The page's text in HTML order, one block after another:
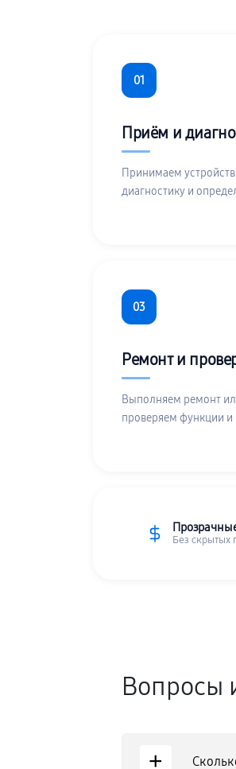
01
Приём и
Принимаем
диагностику и
03
Ремонт и
Выполняем ремонт
проверяем функции и
Без скрытых
Вопросы
+